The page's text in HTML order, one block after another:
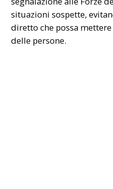
situazioni sospette,
diretto che possa
delle persone.